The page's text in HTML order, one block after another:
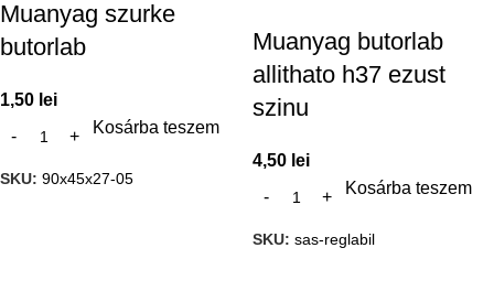
Muanyag szurke
butorlab
1,50 lei
Kosárba teszem
SKU: 90x45x27-05
Muanyag butorlab
allithato h37 ezust
szinu
4,50 lei
Kosárba teszem
SKU: sas-reglabil